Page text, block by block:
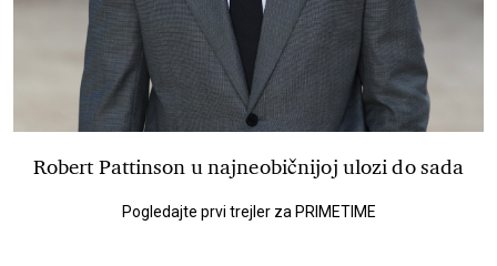
Robert Pattinson u najneobičnijoj ulozi do sada
Pogledajte prvi trejler za PRIMETIME